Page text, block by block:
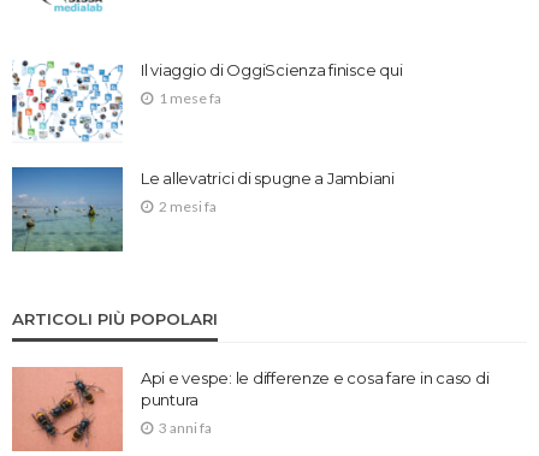
Il viaggio di OggiScienza finisce qui
1 mese fa
Le allevatrici di spugne a Jambiani
2 mesi fa
ARTICOLI PIÙ POPOLARI
Api e vespe: le differenze e cosa fare in caso di
puntura
3 anni fa